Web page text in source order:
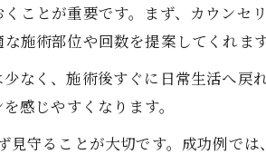
現する流れ
底解説
な変化
の秘訣
評価ポイント
ことが重要です。まず、カウンセ
施術部位や回数を提案してくれます
なく、施術後すぐに日常生活へ戻
感じやすくなります。
守ることが大切です。成功例で